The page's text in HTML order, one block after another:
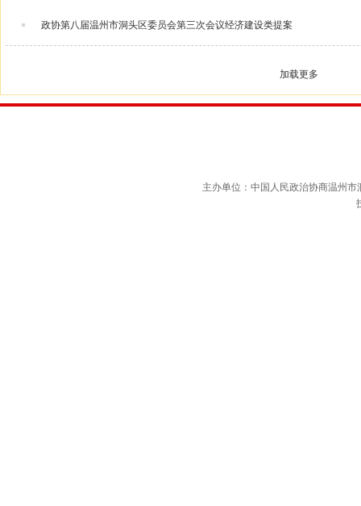
政协第八届温州市洞头区委员会第三次会议经济建设类提案
加载更多
主办单位：中国人民政治协商温州市